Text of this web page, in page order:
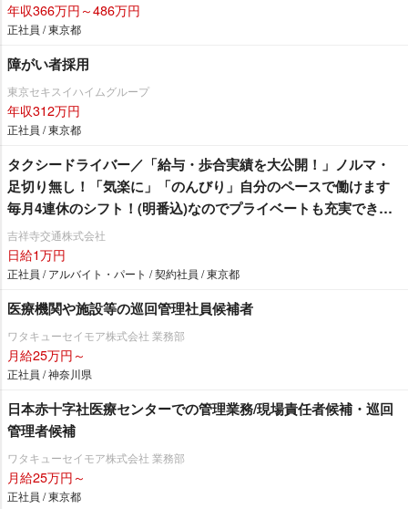
年収366万円～486万円
正社員 / 東京都
障がい者採用
東京セキスイハイムグループ
年収312万円
正社員 / 東京都
タクシードライバー／「給与・歩合実績を大公開！」ノルマ・
足切り無し！「気楽に」「のんびり」自分のペースで働けます
毎月4連休のシフト！(明番込)なのでプライベートも充実できま
す♪
吉祥寺交通株式会社
日給1万円
正社員 / アルバイト・パート / 契約社員 / 東京都
医療機関や施設等の巡回管理社員候補者
ワタキューセイモア株式会社 業務部
月給25万円～
正社員 / 神奈川県
日本赤十字社医療センターでの管理業務/現場責任者候補・巡回
管理者候補
ワタキューセイモア株式会社 業務部
月給25万円～
正社員 / 東京都